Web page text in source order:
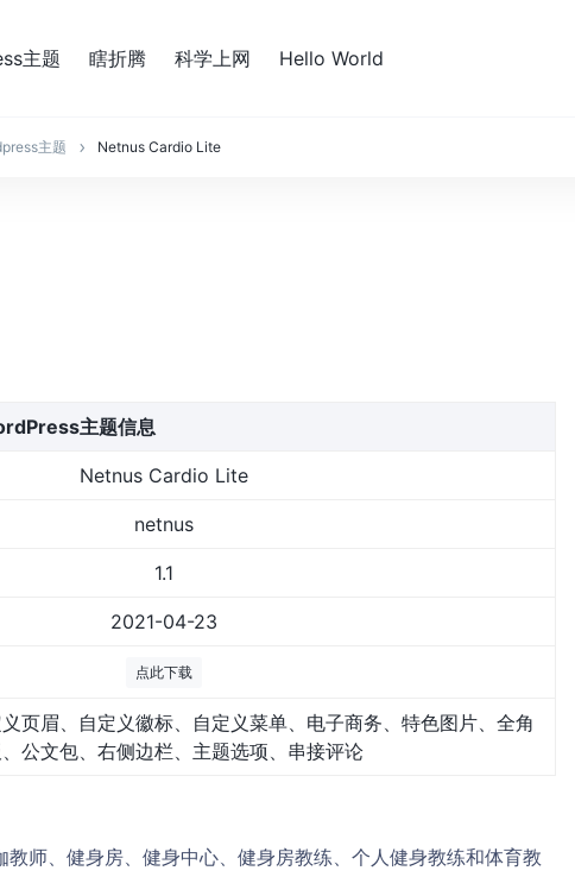
主题 瞎折腾 科学上网 Hello World
主题 Netnus Cardio Lite
主题信息
Netnus Cardio Lite
netnus
1.1
2021-04-23
点此下载
页眉、自定义徽标、自定义菜单、电子商务、特色图片、全角
公文包、右侧边栏、主题选项、串接评论
师、健身房、健身中心、健身房教练、个人健身教练和体育教